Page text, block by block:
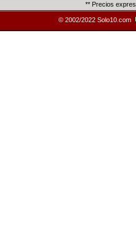
** Precios
© 2002/2022 Solo10.com